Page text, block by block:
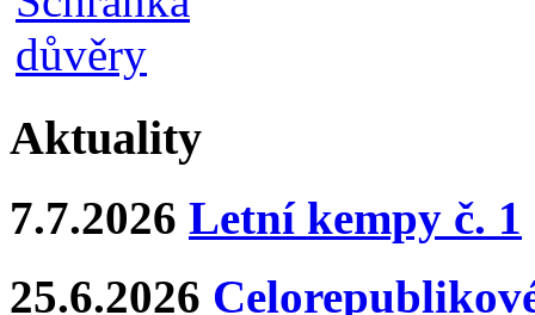
Aktuality
7.7.2026 Letní kempy č. 1
25.6.2026